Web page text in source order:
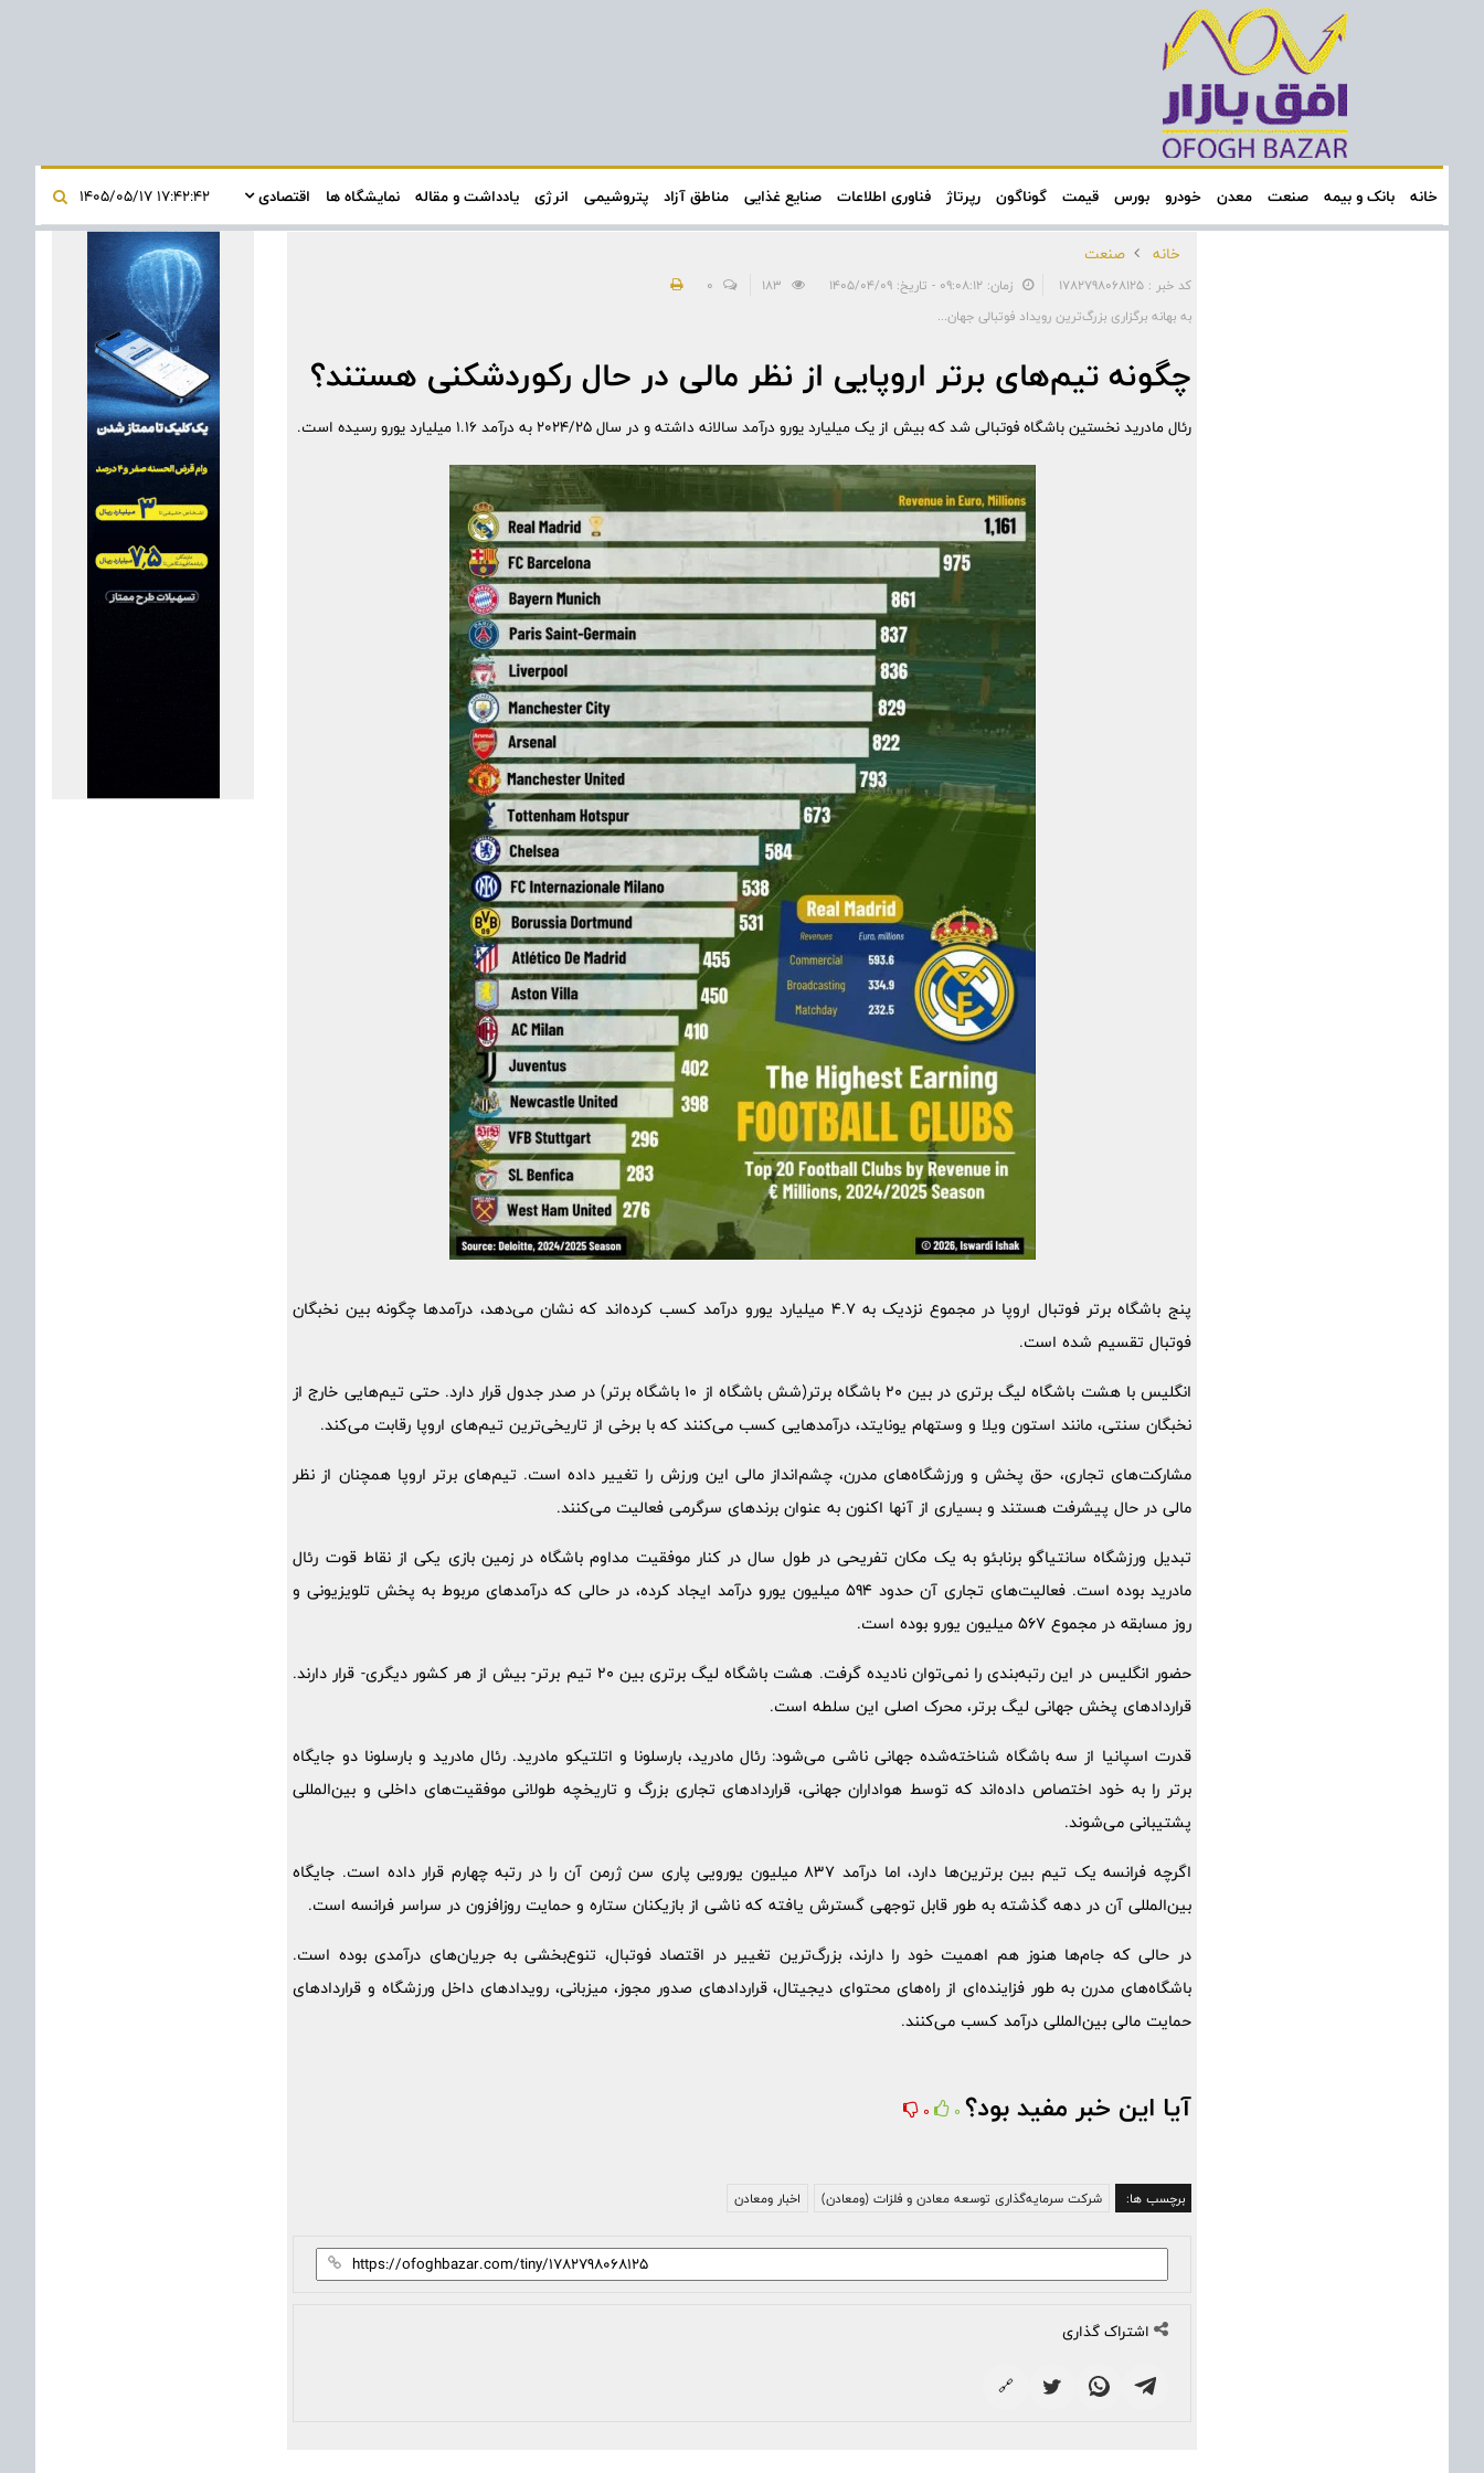
خانه بانک و بیمه صنعت معدن خودرو بورس قیمت گوناگون رپرتاژ فناوری اطلاعات صنایع غذایی مناطق آزاد پتروشیمی انرژی یادداشت و مقاله نمایشگاه ها اقتصادی
خانه صنعت
کد خبر : 1782798068125 زمان: ۰۹:۰۸:۱۲ - تاریخ: ۱۴۰۵/۰۴/۰۹
0
به بهانه برگزاری بزرگ‌ترین رویداد فوتبالی جهان...
چگونه تیم‌های برتر اروپایی از نظر مالی در حال رکوردشکنی هستند؟
رئال مادرید نخستین باشگاه فوتبالی شد که بیش از یک میلیارد یورو درآمد سالانه داشته و در سال ۲۰۲۴/۲۵ به درآمد ۱.۱۶ میلیارد یورو رسیده است.
پنج باشگاه برتر فوتبال اروپا در مجموع نزدیک به 4.7 میلیارد یورو درآمد کسب کرده‌اند که نشان می‌دهد، درآمدها چگونه بین نخبگان
فوتبال تقسیم شده است.
انگلیس با هشت باشگاه لیگ برتری در بین 20 باشگاه برتر(شش باشگاه از 10 باشگاه برتر) در صدر جدول قرار دارد. حتی تیم‌هایی خارج از
نخبگان سنتی، مانند استون ویلا و وستهام یونایتد، درآمدهایی کسب می‌کنند که با برخی از تاریخی‌ترین تیم‌های اروپا رقابت می‌کند.
مشارکت‌های تجاری، حق پخش و ورزشگاه‌های مدرن، چشم‌انداز مالی این ورزش را تغییر داده است. تیم‌های برتر اروپا همچنان از نظر
مالی در حال پیشرفت هستند و بسیاری از آنها اکنون به عنوان برندهای سرگرمی فعالیت می‌کنند.
تبدیل ورزشگاه سانتیاگو برنابئو به یک مکان تفریحی در طول سال در کنار موفقیت مداوم باشگاه در زمین بازی یکی از نقاط قوت رئال
مادرید بوده است. فعالیت‌های تجاری آن حدود 594 میلیون یورو درآمد ایجاد کرده‌، در حالی که درآمدهای مربوط به پخش تلویزیونی و
روز مسابقه در مجموع 567 میلیون یورو بوده است.
حضور انگلیس در این رتبه‌بندی را نمی‌توان نادیده گرفت. هشت باشگاه لیگ برتری بین 20 تیم برتر- بیش از هر کشور دیگری- قرار دارند.
قراردادهای پخش جهانی لیگ برتر، محرک اصلی این سلطه است.
قدرت اسپانیا از سه باشگاه شناخته‌شده جهانی ناشی می‌شود: رئال مادرید، بارسلونا و اتلتیکو مادرید. رئال مادرید و بارسلونا دو جایگاه
برتر را به خود اختصاص داده‌اند که توسط هواداران جهانی، قراردادهای تجاری بزرگ و تاریخچه طولانی موفقیت‌های داخلی و بین‌المللی
پشتیبانی می‌شوند.
اگرچه فرانسه یک تیم بین برترین‌ها دارد، اما درآمد 837 میلیون یورویی پاری سن ژرمن آن را در رتبه چهارم قرار داده است. جایگاه
بین‌المللی آن در دهه گذشته به طور قابل توجهی گسترش یافته که ناشی از بازیکنان ستاره و حمایت روزافزون در سراسر فرانسه است.
در حالی که جام‌ها هنوز هم اهمیت خود را دارند، بزرگ‌ترین تغییر در اقتصاد فوتبال، تنوع‌بخشی به جریان‌های درآمدی بوده است.
باشگاه‌های مدرن به طور فزاینده‌ای از راه‌های محتوای دیجیتال، قراردادهای صدور مجوز، میزبانی، رویدادهای داخل ورزشگاه و قراردادهای
حمایت مالی بین‌المللی درآمد کسب می‌کنند.
آیا این خبر مفید بود؟ 0
0
برچسب ها: شرکت سرمایه‌گذاری توسعه معادن و فلزات (ومعادن) اخبار ومعادن
اشتراک گذاری
🔗